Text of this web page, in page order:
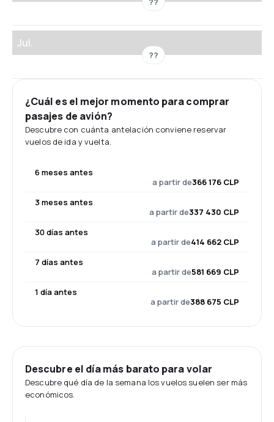
Jul.
??
¿Cuál es el mejor momento para comprar
pasajes de avión?
Descubre con cuánta antelación conviene reservar
vuelos de ida y vuelta.
6 meses antes
a partir de366 176 CLP
3 meses antes
a partir de337 430 CLP
30 días antes
a partir de414 662 CLP
7 días antes
a partir de581 669 CLP
1 día antes
a partir de388 675 CLP
Descubre el día más barato para volar
Descubre qué día de la semana los vuelos suelen ser más
económicos.